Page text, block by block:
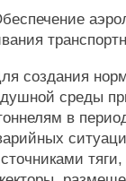
создания
среды
в